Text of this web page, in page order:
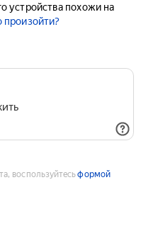
устройства похожи на
произойти?
воспользуйтесьформой